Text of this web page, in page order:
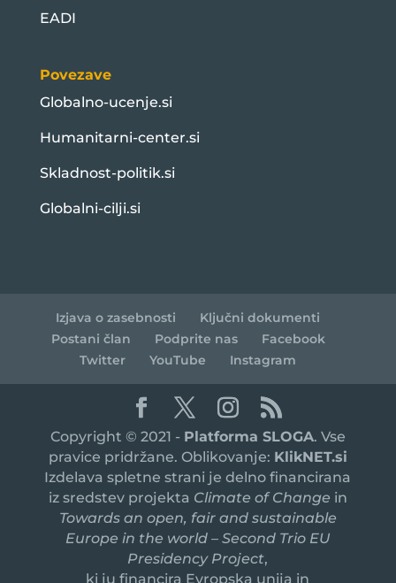
EADI
Povezave
Globalno-ucenje.si
Humanitarni-center.si
Skladnost-politik.si
Globalni-cilji.si
Izjava o zasebnosti
Ključni dokumenti
Postani član
Podprite nas
Facebook
Twitter
YouTube Instagram
Copyright © 2021 - Platforma SLOGA. Vse
pravice pridržane. Oblikovanje: KlikNET.si
Izdelava spletne strani je delno financirana
iz sredstev projekta Climate of Change in
Towards an open, fair and sustainable
Europe in the world – Second Trio EU
Presidency Project,
ki ju financira Evropska unija in